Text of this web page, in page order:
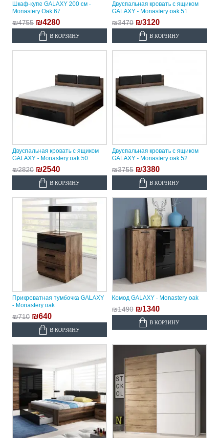
Шкаф-купе GALAXY 200 см -
Monastery Oak 67
₪4755 ₪4280
В КОРЗИНУ
Двуспальная кровать с ящиком
GALAXY - Monastery oak 51
₪3470 ₪3120
В КОРЗИНУ
Двуспальная кровать с ящиком
GALAXY - Monastery oak 50
₪2820 ₪2540
В КОРЗИНУ
Двуспальная кровать с ящиком
GALAXY - Monastery oak 52
₪3755 ₪3380
В КОРЗИНУ
Прикроватная тумбочка GALAXY
- Monastery oak
₪710 ₪640
В КОРЗИНУ
Комод GALAXY - Monastery oak
₪1490 ₪1340
В КОРЗИНУ